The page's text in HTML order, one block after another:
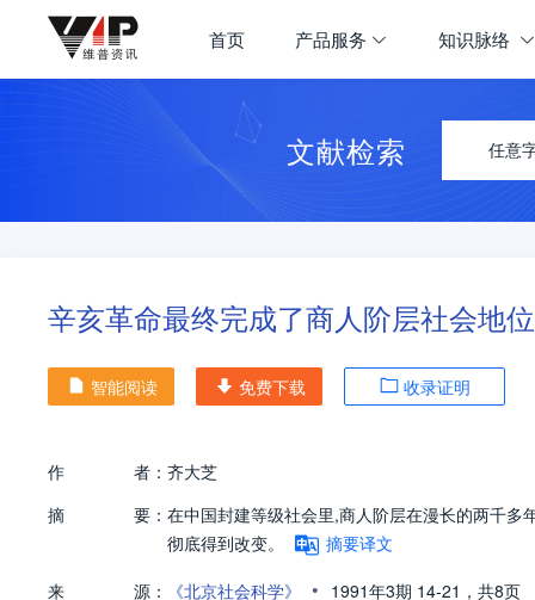
首页 产品服务 知识脉络
文献检索 任意
辛亥革命最终完成了商人阶层社会地
智能阅读 免费下载 收录证明
作 者： 齐大芝
摘
要： 在中国封建等级社会里,商人阶层在漫长的两千
彻底得到改变。
摘要译文
来
源： 《北京社会科学》 • 1991年3期 14-21， 共8页